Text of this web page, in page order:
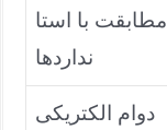
مطابقت با استا
نداردها
دوام الکتریکی